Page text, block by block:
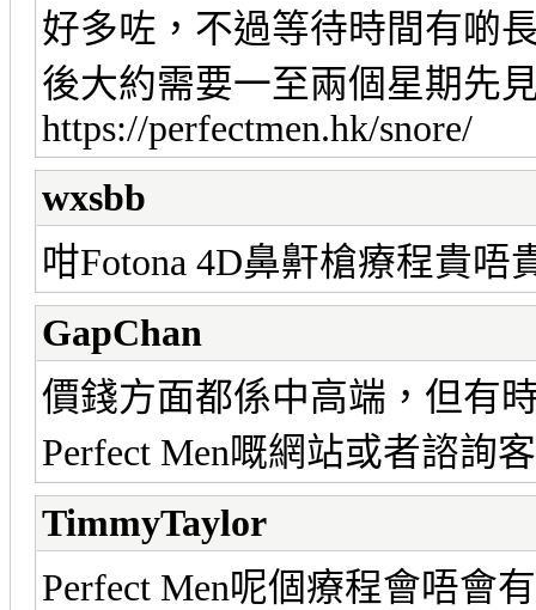
好多咗，不過等待時間有啲
後大約需要一至兩個星期先
https://perfectmen.hk/snore/
wxsbb
咁Fotona 4D鼻鼾槍療程貴
GapChan
價錢方面都係中高端，但有
Perfect Men嘅網站或者諮詢
TimmyTaylor
Perfect Men呢個療程會唔會